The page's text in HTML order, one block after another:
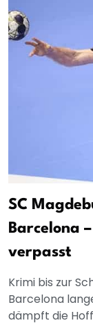
SC
Barcelona
verpasst
Krimi bis zur
Barcelona
dämpft die